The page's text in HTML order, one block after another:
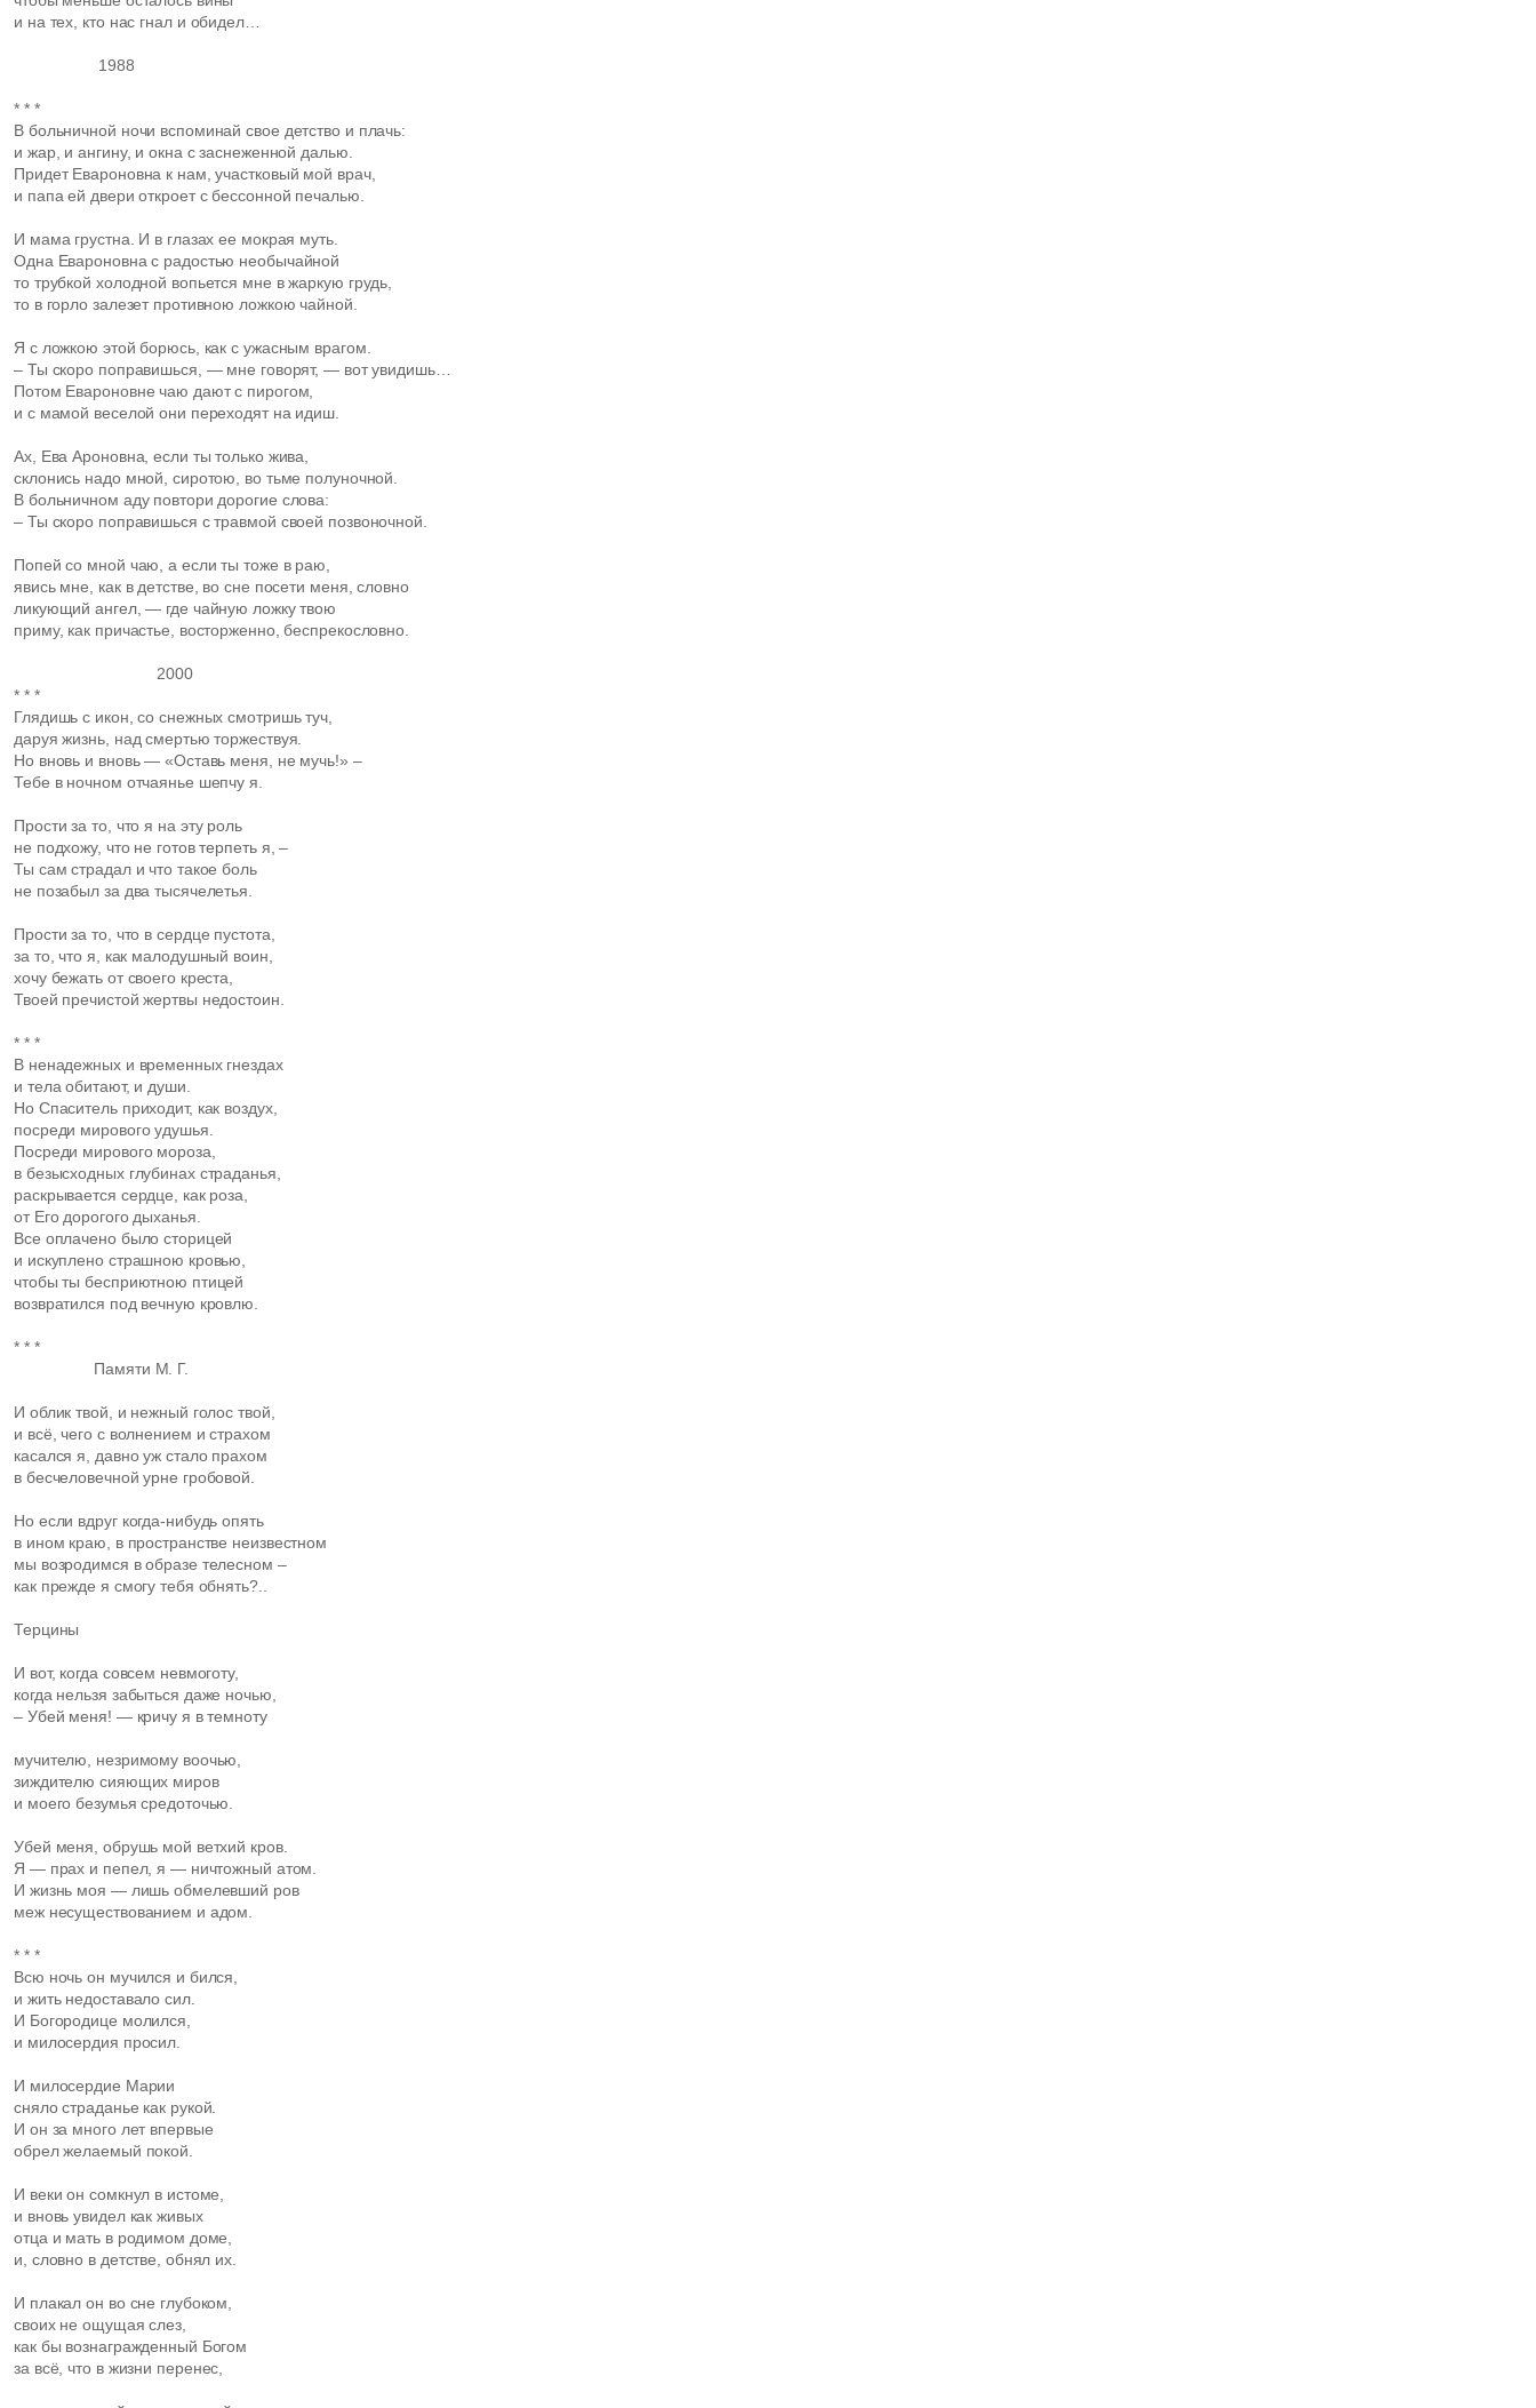
и на тех, кто нас гнал и обидел…
1988
* * *
В больничной ночи вспоминай свое детство и плачь:
и жар, и ангину, и окна с заснеженной далью.
Придет Евароновна к нам, участковый мой врач,
и папа ей двери откроет с бессонной печалью.
И мама грустна. И в глазах ее мокрая муть.
Одна Евароновна с радостью необычайной
то трубкой холодной вопьется мне в жаркую грудь,
то в горло залезет противною ложкою чайной.
Я с ложкою этой борюсь, как с ужасным врагом.
– Ты скоро поправишься, — мне говорят, — вот увидишь…
Потом Евароновне чаю дают с пирогом,
и с мамой веселой они переходят на идиш.
Ах, Ева Ароновна, если ты только жива,
склонись надо мной, сиротою, во тьме полуночной.
В больничном аду повтори дорогие слова:
– Ты скоро поправишься с травмой своей позвоночной.
Попей со мной чаю, а если ты тоже в раю,
явись мне, как в детстве, во сне посети меня, словно
ликующий ангел, — где чайную ложку твою
приму, как причастье, восторженно, беспрекословно.
2000
* * *
Глядишь с икон, со снежных смотришь туч,
даруя жизнь, над смертью торжествуя.
Но вновь и вновь — «Оставь меня, не мучь!» –
Тебе в ночном отчаянье шепчу я.
Прости за то, что я на эту роль
не подхожу, что не готов терпеть я, –
Ты сам страдал и что такое боль
не позабыл за два тысячелетья.
Прости за то, что в сердце пустота,
за то, что я, как малодушный воин,
хочу бежать от своего креста,
Твоей пречистой жертвы недостоин.
* * *
В ненадежных и временных гнездах
и тела обитают, и души.
Но Спаситель приходит, как воздух,
посреди мирового удушья.
Посреди мирового мороза,
в безысходных глубинах страданья,
раскрывается сердце, как роза,
от Его дорогого дыханья.
Все оплачено было сторицей
и искуплено страшною кровью,
чтобы ты бесприютною птицей
возвратился под вечную кровлю.
* * *
Памяти М. Г.
И облик твой, и нежный голос твой,
и всё, чего с волнением и страхом
касался я, давно уж стало прахом
в бесчеловечной урне гробовой.
Но если вдруг когда-нибудь опять
в ином краю, в пространстве неизвестном
мы возродимся в образе телесном –
как прежде я смогу тебя обнять?..
Терцины
И вот, когда совсем невмоготу,
когда нельзя забыться даже ночью,
– Убей меня! — кричу я в темноту
мучителю, незримому воочью,
зиждителю сияющих миров
и моего безумья средоточью.
Убей меня, обрушь мой ветхий кров.
Я — прах и пепел, я — ничтожный атом.
И жизнь моя — лишь обмелевший ров
меж несуществованием и адом.
* * *
Всю ночь он мучился и бился,
и жить недоставало сил.
И Богородице молился,
и милосердия просил.
И милосердие Марии
сняло страданье как рукой.
И он за много лет впервые
обрел желаемый покой.
И веки он сомкнул в истоме,
и вновь увидел как живых
отца и мать в родимом доме,
и, словно в детстве, обнял их.
И плакал он во сне глубоком,
своих не ощущая слез,
как бы вознагражденный Богом
за всё, что в жизни перенес,